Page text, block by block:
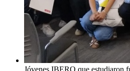
Jóvenes IBERO que estudiaron